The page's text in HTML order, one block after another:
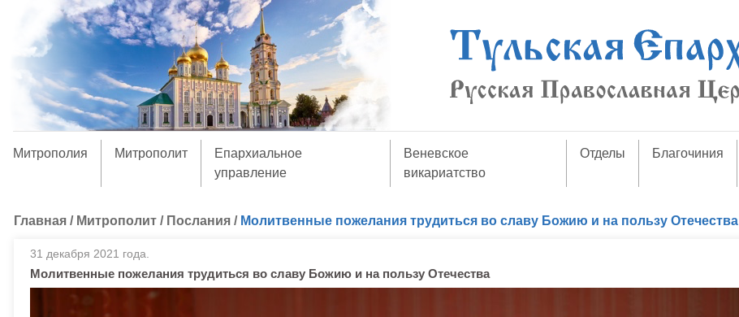
Митрополия Митрополит
Епархиальное
управление
Веневское
викариатство
Отделы Благочиния
Главная / Митрополит / Послания / Молитвенные пожелания трудиться во славу Божию и на пользу Отечества
31 декабря 2021 года.
Молитвенные пожелания трудиться во славу Божию и на пользу Отечества